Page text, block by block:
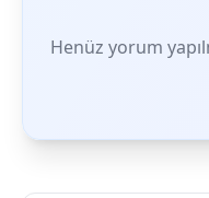
Henüz yorum